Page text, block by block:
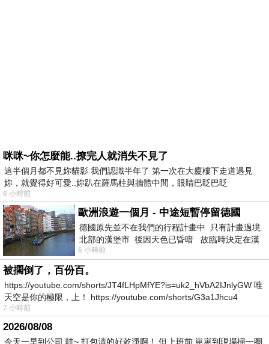
咪咪~你怎麼能..撩完人就消失不見了
這半個月都不見妳貓影 我們認識半年了 第一次在大廈樓下走道遇見
妳，就覺得好可愛..妳趴在羅馬柱與牆體中間，眼睛巴眨巴眨
6 小時前
歐洲浪遊一個月 - 中途短暫停留德國
德國原先並不在我們的行程計畫中 只有計畫過境
北部的漢堡市 後因天色已昏暗 故臨時決定在漢
堡市吃晚餐和過夜
6 小時前
被擱倒了，百份百。
https://youtube.com/shorts/JT4fLHpMfYE?is=uk2_hVbA2IJnlyGW 唯
天空是你的極限，上！ https://youtube.com/shorts/G3a1Jhcu4
7 小時前
2026/08/08
今天一早到公司 哇~ 打包清的好乾淨啊！ 但上班前 崽崽到現場掃一圈